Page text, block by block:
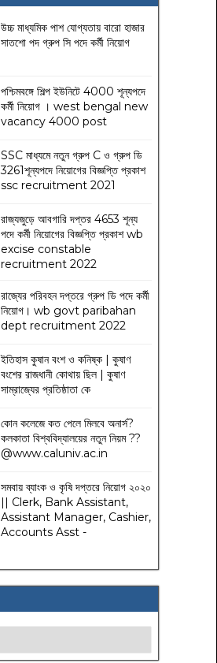
উচ্চ মাধ্যমিক পাশ যোগ্যতায় বারো হাজার
সাতশো পদ গ্রুপ সি পদে কর্মী নিয়োগ
পশ্চিমবঙ্গে শিল্প ইউনিটে 4000 শূন্যপদে
কর্মী নিয়োগ । west bengal new
vacancy 4000 post
SSC মাধ্যমে নতুন গ্রুপ C ও গ্রুপ ডি
3261শূন্যপদে নিয়োগের বিজ্ঞপ্তি প্রকাশ
ssc recruitment 2021
রাজ্যজুড়ে আবগারি দপ্তর 4653 শূন্য
পদে কর্মী নিয়োগের বিজ্ঞপ্তি প্রকাশ wb
excise constable
recruitment 2022
রাজ্যের পরিবহন দপ্তরে গ্রুপ ডি পদে কর্মী
নিয়োগ। wb govt paribahan
dept recruitment 2022
ইতিহাস কুষান বংশ ও কনিষ্ক | কুষাণ
বংশের রাজধানী কোথায় ছিল | কুষাণ
সাম্রাজ্যের প্রতিষ্ঠাতা কে
কোন কলেজে কত পেলে মিলবে অনার্স?
কলকাতা বিশ্ববিদ্যালয়ের নতুন নিয়ম??
@www.caluniv.ac.in
সমবায় ব্যাংক ও কৃষি দপ্তরে নিয়োগ ২০২০
|| Clerk, Bank Assistant,
Assistant Manager, Cashier,
Accounts Asst -